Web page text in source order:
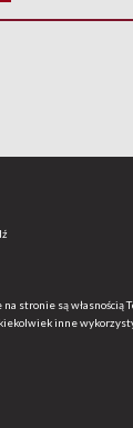
stronie są własnością
inne